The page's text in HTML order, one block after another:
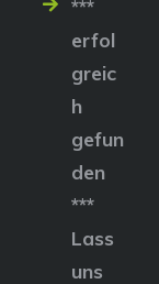
***
erfol
greic
h
gefun
den
***
Lass
uns